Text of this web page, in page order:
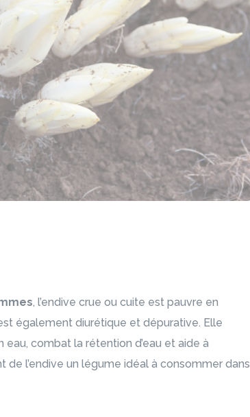
, l’endive crue ou cuite est pauvre en
également diurétique et dépurative. Elle
combat la rétention d’eau et aide à
l’endive un légume idéal à consommer dans